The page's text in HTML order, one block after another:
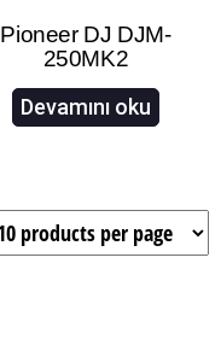
Pioneer DJ DJM-
250MK2
Devamını oku